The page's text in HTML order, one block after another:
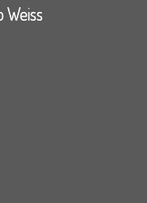
Weiss